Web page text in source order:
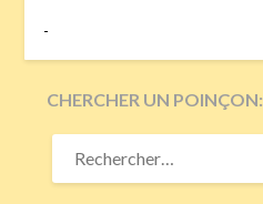
-
CHERCHER UN POINÇON:
RECHERCHER :